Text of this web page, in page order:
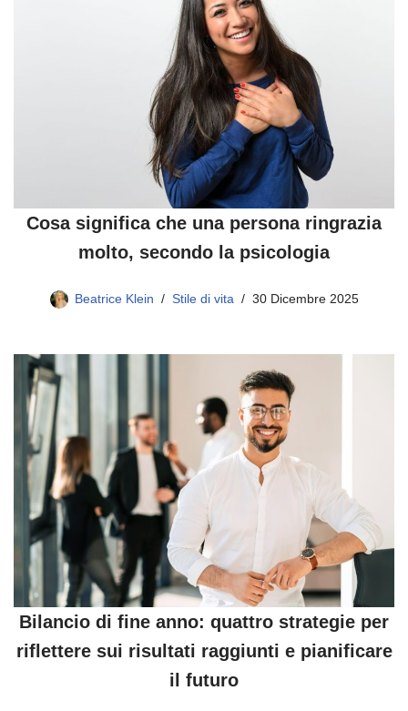
Cosa significa che una persona ringrazia
molto, secondo la psicologia
Beatrice Klein Stile di vita 30 Dicembre 2025
Bilancio di fine anno: quattro strategie per
riflettere sui risultati raggiunti e pianificare
il futuro